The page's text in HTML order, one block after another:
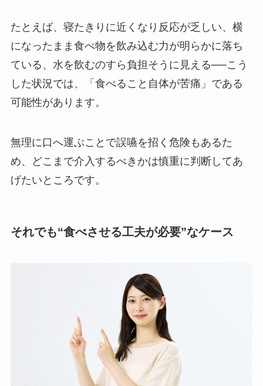
たとえば、寝たきりに近くなり反応が乏しい、横
になったまま食べ物を飲み込む力が明らかに落ち
ている、水を飲むのすら負担そうに見える──こう
した状況では、「食べること自体が苦痛」である
可能性があります。
無理に口へ運ぶことで誤嚥を招く危険もあるた
め、どこまで介入するべきかは慎重に判断してあ
げたいところです。
それでも“食べさせる工夫が必要”なケース